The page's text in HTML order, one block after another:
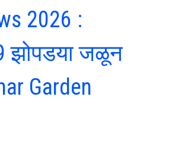
2026 :
झोपडया जळून
Garden